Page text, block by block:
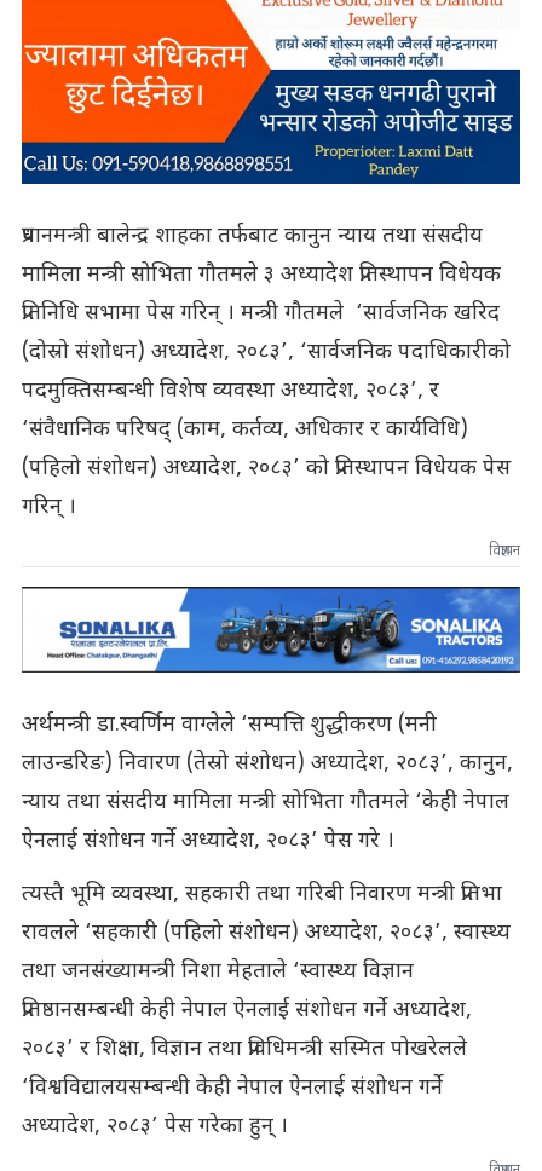
प्रधानमन्त्री बालेन्द्र शाहका तर्फबाट कानुन न्याय तथा संसदीय
मामिला मन्त्री सोभिता गौतमले ३ अध्यादेश प्रतिस्थापन विधेयक
प्रतिनिधि सभामा पेस गरिन् । मन्त्री गौतमले ‘सार्वजनिक खरिद
(दोस्रो संशोधन) अध्यादेश, २०८३’, ‘सार्वजनिक पदाधिकारीको
पदमुक्तिसम्बन्धी विशेष व्यवस्था अध्यादेश, २०८३’, र
‘संवैधानिक परिषद् (काम, कर्तव्य, अधिकार र कार्यविधि)
(पहिलो संशोधन) अध्यादेश, २०८३’ को प्रतिस्थापन विधेयक पेस
गरिन् ।
विज्ञापन
अर्थमन्त्री डा.स्वर्णिम वाग्लेले ‘सम्पत्ति शुद्धीकरण (मनी
लाउन्डरिङ) निवारण (तेस्रो संशोधन) अध्यादेश, २०८३’, कानुन,
न्याय तथा संसदीय मामिला मन्त्री सोभिता गौतमले ‘केही नेपाल
ऐनलाई संशोधन गर्ने अध्यादेश, २०८३’ पेस गरे ।
त्यस्तै भूमि व्यवस्था, सहकारी तथा गरिबी निवारण मन्त्री प्रतिभा
रावलले ‘सहकारी (पहिलो संशोधन) अध्यादेश, २०८३’, स्वास्थ्य
तथा जनसंख्यामन्त्री निशा मेहताले ‘स्वास्थ्य विज्ञान
प्रतिष्ठानसम्बन्धी केही नेपाल ऐनलाई संशोधन गर्ने अध्यादेश,
२०८३’ र शिक्षा, विज्ञान तथा प्रविधिमन्त्री सस्मित पोखरेलले
‘विश्वविद्यालयसम्बन्धी केही नेपाल ऐनलाई संशोधन गर्ने
अध्यादेश, २०८३’ पेस गरेका हुन् ।